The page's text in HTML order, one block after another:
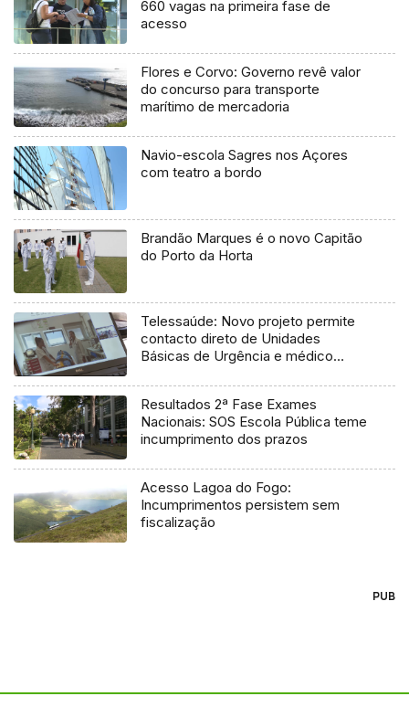
660 vagas na primeira fase de
acesso
Flores e Corvo: Governo revê valor
do concurso para transporte
marítimo de mercadoria
Navio-escola Sagres nos Açores
com teatro a bordo
Brandão Marques é o novo Capitão
do Porto da Horta
Telessaúde: Novo projeto permite
contacto direto de Unidades
Básicas de Urgência e médico
Resultados 2ª Fase Exames
Nacionais: SOS Escola Pública teme
incumprimento dos prazos
Acesso Lagoa do Fogo:
Incumprimentos persistem sem
fiscalização
PUB